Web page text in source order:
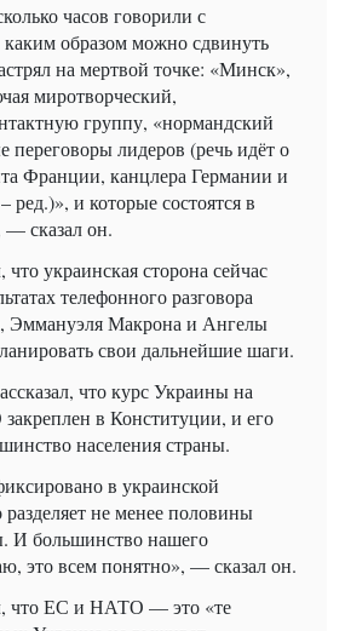
часов говорили с
образом можно сдвинуть
на мертвой точке: «Минск»,
миротворческий,
группу, «нормандский
переговоры лидеров (речь идёт о
Франции, канцлера Германии и
ред.)», и которые состоятся в
сказал он.
украинская сторона сейчас
телефонного разговора
Эммануэля Макрона и Ангелы
свои дальнейшие шаги.
что курс Украины на
в Конституции, и его
населения страны.
в украинской
не менее половины
И большинство нашего
это всем понятно», — сказал он.
что ЕС и НАТО — это «те